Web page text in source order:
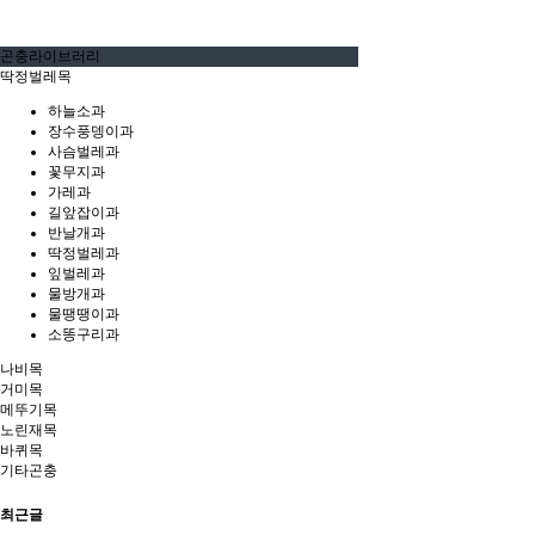
곤충라이브러리
딱정벌레목
하늘소과
장수풍뎅이과
사슴벌레과
꽃무지과
가레과
길앞잡이과
반날개과
딱정벌레과
잎벌레과
물방개과
물땡땡이과
소똥구리과
나비목
거미목
메뚜기목
노린재목
바퀴목
기타곤충
최근글